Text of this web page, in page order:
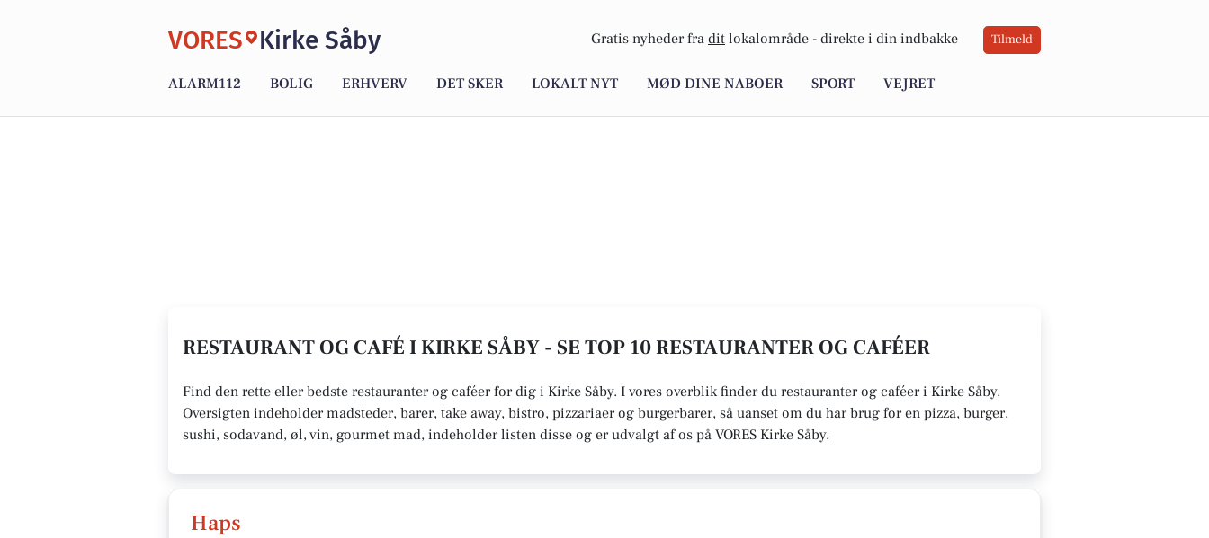
VORES Kirke Såby Gratis nyheder fra dit lokalområde - direkte i din indbakke Tilmeld
ALARM112 BOLIG ERHVERV DET SKER LOKALT NYT MØD DINE NABOER SPORT VEJRET
RESTAURANT OG CAFÉ I KIRKE SÅBY - SE TOP 10 RESTAURANTER OG CAFÉER
Find den rette eller bedste restauranter og caféer for dig i Kirke Såby. I vores overblik finder du restauranter og caféer i Kirke Såby.
Oversigten indeholder madsteder, barer, take away, bistro, pizzariaer og burgerbarer, så uanset om du har brug for en pizza, burger,
sushi, sodavand, øl, vin, gourmet mad, indeholder listen disse og er udvalgt af os på VORES Kirke Såby.
Haps